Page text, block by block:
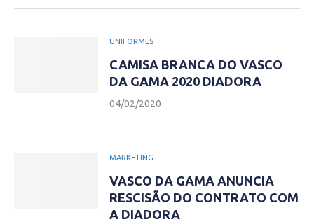
UNIFORMES
CAMISA BRANCA DO VASCO
DA GAMA 2020 DIADORA
04/02/2020
MARKETING
VASCO DA GAMA ANUNCIA
RESCISÃO DO CONTRATO COM
A DIADORA